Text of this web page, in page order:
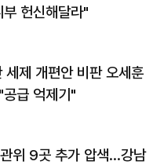
헌신해달라"
제 개편안 비판 오세훈
급 억제기"
위 9곳 추가 압색…강남